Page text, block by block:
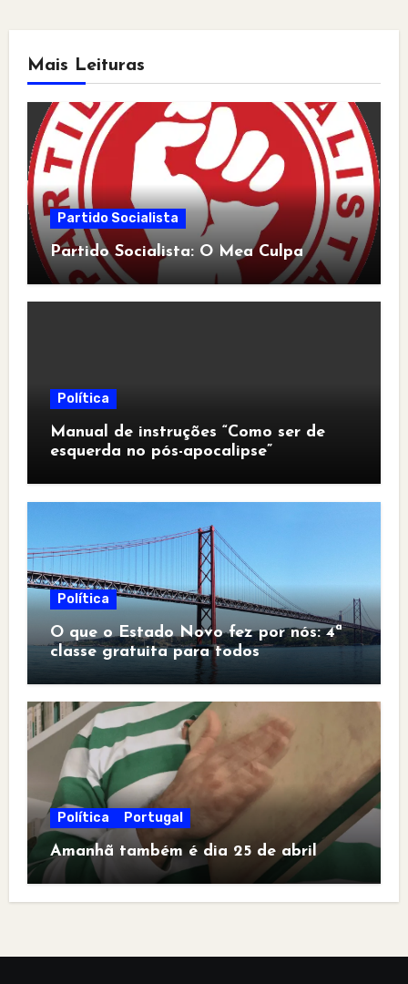
Mais Leituras
Partido Socialista
Partido Socialista: O Mea Culpa
Política
Manual de instruções “Como ser de
esquerda no pós-apocalipse”
Política
O que o Estado Novo fez por nós: 4ª
classe gratuita para todos
Política Portugal
Amanhã também é dia 25 de abril